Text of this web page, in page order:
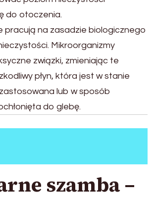
do otoczenia.
pracują na zasadzie biologicznego
Mikroorganizmy
związki, zmieniając te
płyn, która jest w stanie
lub w sposób
do glebę.
szamba –